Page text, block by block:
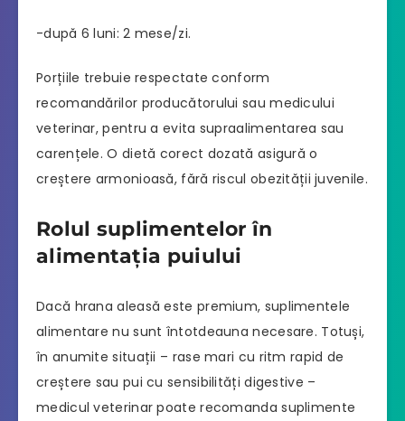
-după 6 luni: 2 mese/zi.
Porțiile trebuie respectate conform
recomandărilor producătorului sau medicului
veterinar, pentru a evita supraalimentarea sau
carențele. O dietă corect dozată asigură o
creștere armonioasă, fără riscul obezității juvenile.
Rolul suplimentelor în
alimentația puiului
Dacă hrana aleasă este premium, suplimentele
alimentare nu sunt întotdeauna necesare. Totuși,
în anumite situații – rase mari cu ritm rapid de
creștere sau pui cu sensibilități digestive –
medicul veterinar poate recomanda suplimente